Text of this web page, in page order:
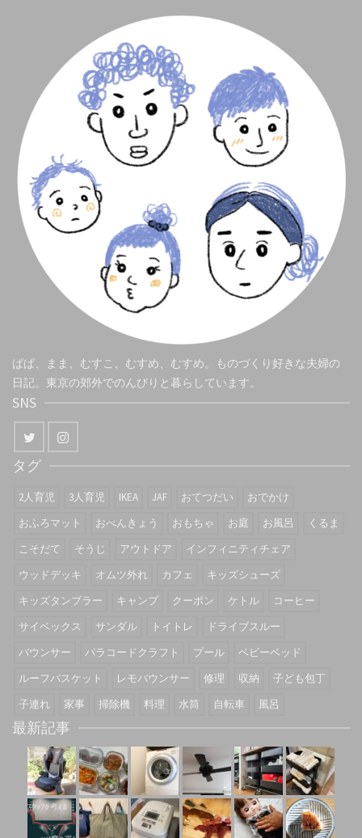
ぱぱ、まま、むすこ、むすめ、むすめ。ものづくり好きな夫婦の
日記。東京の郊外でのんびりと暮らしています。
SNS
タグ
2人育児 3人育児 IKEA JAF おてつだい
おでかけ
おふろマット
おべんきょう おもちゃ お庭 お風呂
くるま
こそだて
そうじ アウトドア
インフィニティチェア
ウッドデッキ
オムツ外れ カフェ
キッズシューズ
キッズタンブラー
キャンプ クーポン ケトル
コーヒー
サイベックス
サンダル トイトレ
ドライブスルー
バウンサー
パラコードクラフト プール
ベビーベッド
ルーフバスケット
レモバウンサー 修理 収納
子ども包丁
子連れ
家事 掃除機 料理 水筒 自転車 風呂
最新記事